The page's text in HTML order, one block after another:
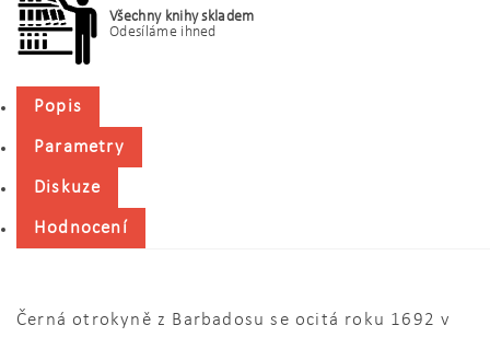
Všechny knihy skladem
Odesíláme ihned
Popis
Parametry
Diskuze
Hodnocení
Černá otrokyně z Barbadosu se ocitá roku 1692 v